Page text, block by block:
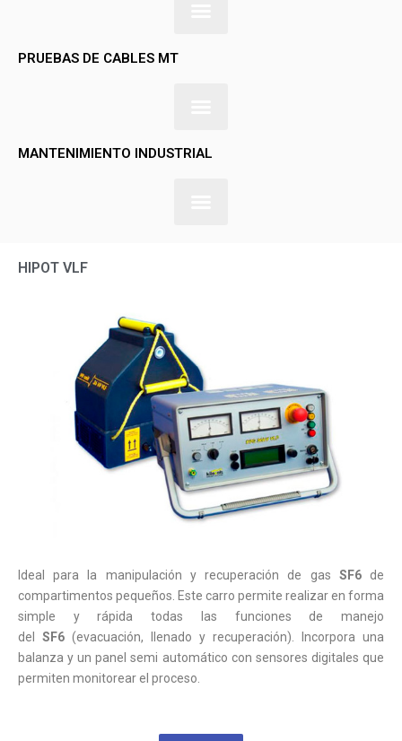
PRUEBAS DE CABLES MT
MANTENIMIENTO INDUSTRIAL
HIPOT VLF
Ideal para la manipulación y recuperación de gas SF6de
compartimentos pequeños. Este carro permite realizar en forma
simple y rápida todas las funciones de manejo
del SF6 (evacuación, llenado y recuperación). Incorpora una
balanza y un panel semi automático con sensores digitales que
permiten monitorear el proceso.